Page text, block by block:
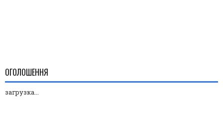
ОГОЛОШЕННЯ
загрузка...